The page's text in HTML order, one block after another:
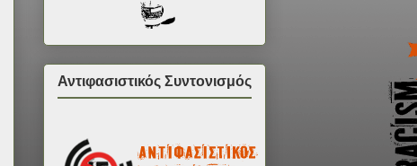
Αντιφασιστικός Συντονισμός